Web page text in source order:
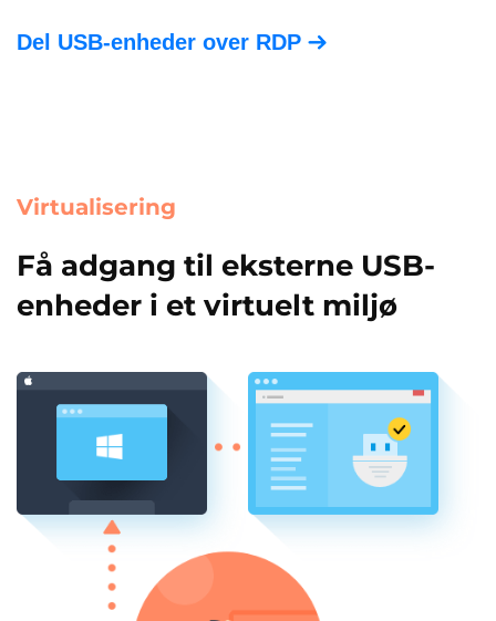
Del USB-enheder over RDP
Virtualisering
Få adgang til eksterne USB-
enheder i et virtuelt miljø